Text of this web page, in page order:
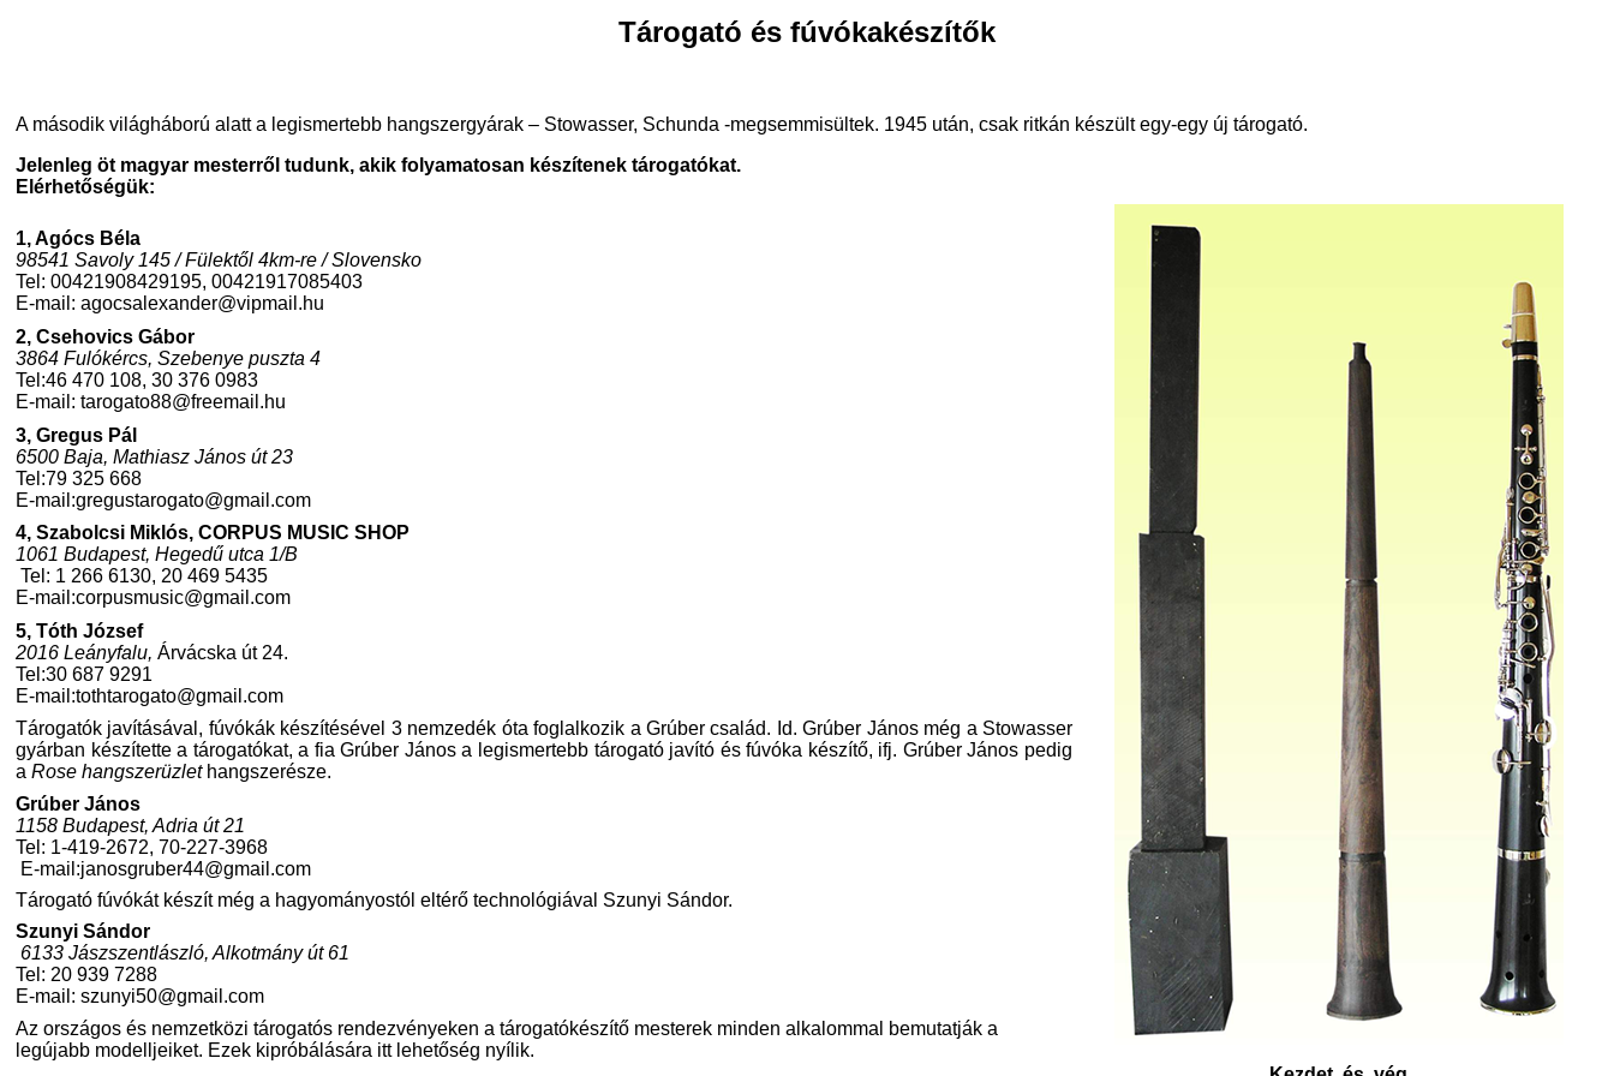
Tárogató és fúvókakészítők
A második világháború alatt a legismertebb hangszergyárak – Stowasser, Schunda -megsemmisültek. 1945 után, csak ritkán készült egy-egy új tárogató.
Jelenleg öt magyar mesterről tudunk, akik folyamatosan készítenek tárogatókat.
Elérhetőségük:
1, Agócs Béla
98541 Savoly 145 / Fülektől 4km-re / Slovensko
Tel: 00421908429195, 00421917085403
E-mail: agocsalexander@vipmail.hu
2, Csehovics Gábor
3864 Fulókércs, Szebenye puszta 4
Tel:46 470 108, 30 376 0983
E-mail: tarogato88@freemail.hu
3, Gregus Pál
6500 Baja, Mathiasz János út 23
Tel:79 325 668
E-mail:gregustarogato@gmail.com
4, Szabolcsi Miklós, CORPUS MUSIC SHOP
1061 Budapest, Hegedű utca 1/B
Tel: 1 266 6130, 20 469 5435
E-mail:corpusmusic@gmail.com
5, Tóth József
2016 Leányfalu, Árvácska út 24.
Tel:30 687 9291
E-mail:tothtarogato@gmail.com
Tárogatók javításával, fúvókák készítésével 3 nemzedék óta foglalkozik a Grúber család. Id. Grúber János még a Stowasser
gyárban készítette a tárogatókat, a fia Grúber János a legismertebb tárogató javító és fúvóka készítő, ifj. Grúber János pedig
a Rose hangszerüzlethangszerésze.
Grúber János
1158 Budapest, Adria út 21
Tel: 1-419-2672, 70-227-3968
E-mail:janosgruber44@gmail.com
Tárogató fúvókát készít még a hagyományostól eltérő technológiával Szunyi Sándor.
Szunyi Sándor
6133 Jászszentlászló, Alkotmány út 61
Tel: 20 939 7288
E-mail: szunyi50@gmail.com
Az országos és nemzetközi tárogatós rendezvényeken a tárogatókészítő mesterek minden alkalommal bemutatják a
legújabb modelljeiket. Ezek kipróbálására itt lehetőség nyílik.